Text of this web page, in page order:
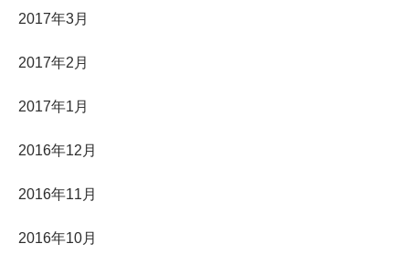
2017年3月
2017年2月
2017年1月
2016年12月
2016年11月
2016年10月